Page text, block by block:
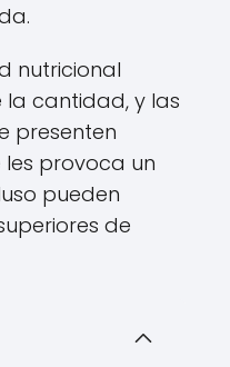
nutricional
cantidad, y las
presenten
provoca un
pueden
de